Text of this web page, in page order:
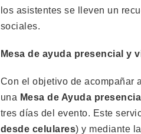
los asistentes se lleven un
sociales.
Mesa de ayuda presencial y
Con el objetivo de acompañar
una Mesa de Ayuda presencial
tres días del evento. Este
desde celulares) y mediante